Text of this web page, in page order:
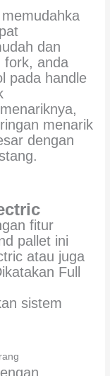
dan
fork, anda
pada handle
menarik
dengan
fitur
pallet ini
atau juga
Full
sistem